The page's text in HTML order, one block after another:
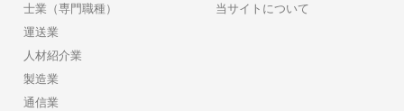
士業（専門職種）
運送業
人材紹介業
製造業
通信業
当サイトについて